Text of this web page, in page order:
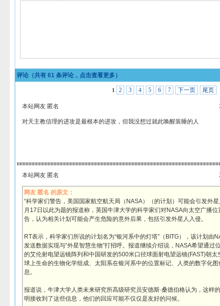
评论（共有 61 条评论，点击查看更多）
1 2 3 4 5 6 7 下一页 尾页
本站网友 匿名
对天主教信理的进攻是最根本的进攻，但我没想过就此唤醒装睡的人
本站网友 匿名
网友 匿名 的原文：
“科学家们警告，美国国家航空航天局（NASA）（的计划）可能会引发外星
月17日以此为题的报道称，英国牛津大学的科学家们对NASA向太空广播
告，认为相关计划可能会产生危险的意外后果，包括引发外星人入侵。
RT表示，科学家们所说的计划名为“银河系中的灯塔”（BITG），该计划由
发送数据实现与“外星智慧生物”打招呼。报道继续介绍说，NASA希望通过
的艾伦射电望远镜阵列和中国研发的500米口径球面射电望远镜(FAST)朝
球上生命的生物化学组成、太阳系在银河系中的位置标记、人类的数字化
息。
报道说，牛津大学人类未来研究所高级研究员安德斯·桑德伯格认为，这样
明接收到了这些信息，他们的回应可能不仅仅是友好的问候。